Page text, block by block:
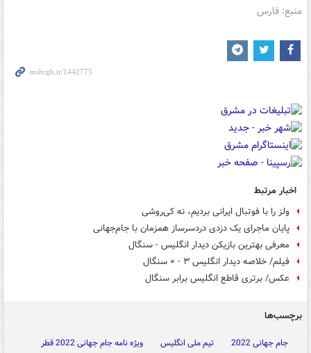
منبع: فارس
اخبار مرتبط
ولز را با فوتبال ایرانی بردیم، نه کی‌روشی
پایان ماجرای یک دزدی دردسرساز همزمان با جام‌جهانی
معرفی بهترین بازیکن دیدار انگلیس - سنگال
فیلم/ خلاصه دیدار انگلیس ۳ - ۰ سنگال
عکس/ برتری قاطع انگلیس برابر سنگال
برچسب‌ها
جام جهانی 2022 تیم ملی انگلیس
ویژه نامه جام جهانی 2022 قطر